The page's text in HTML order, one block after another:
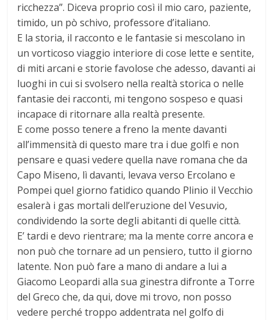
ricchezza”. Diceva proprio così il mio caro, paziente,
timido, un pò schivo, professore d’italiano.
E la storia, il racconto e le fantasie si mescolano in
un vorticoso viaggio interiore di cose lette e sentite,
di miti arcani e storie favolose che adesso, davanti ai
luoghi in cui si svolsero nella realtà storica o nelle
fantasie dei racconti, mi tengono sospeso e quasi
incapace di ritornare alla realtà presente.
E come posso tenere a freno la mente davanti
all’immensità di questo mare tra i due golfi e non
pensare e quasi vedere quella nave romana che da
Capo Miseno, lì davanti, levava verso Ercolano e
Pompei quel giorno fatidico quando Plinio il Vecchio
esalerà i gas mortali dell’eruzione del Vesuvio,
condividendo la sorte degli abitanti di quelle città.
E’ tardi e devo rientrare; ma la mente corre ancora e
non può che tornare ad un pensiero, tutto il giorno
latente. Non può fare a mano di andare a lui a
Giacomo Leopardi alla sua ginestra difronte a Torre
del Greco che, da qui, dove mi trovo, non posso
vedere perché troppo addentrata nel golfo di